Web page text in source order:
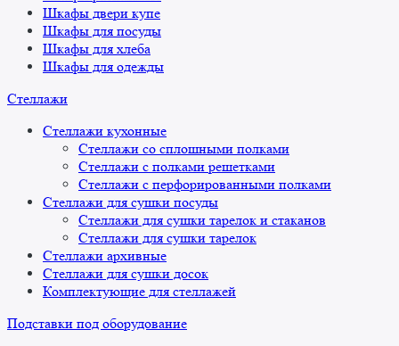
Шкафы двери купе
Шкафы для посуды
Шкафы для хлеба
Шкафы для одежды
Стеллажи
Стеллажи кухонные
Стеллажи со сплошными полками
Стеллажи с полками решетками
Стеллажи с перфорированными полками
Стеллажи для сушки посуды
Стеллажи для сушки тарелок и стаканов
Стеллажи для сушки тарелок
Стеллажи архивные
Стеллажи для сушки досок
Комплектующие для стеллажей
Подставки под оборудование